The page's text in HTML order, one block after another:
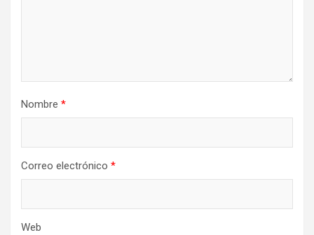
Nombre *
Correo electrónico *
Web